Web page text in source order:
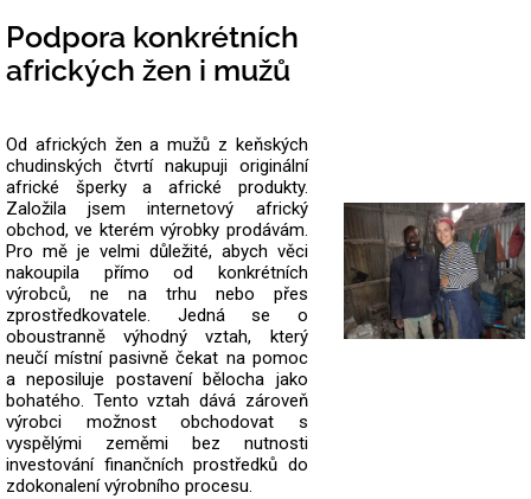
Podpora konkrétních
afrických žen i mužů
Od afrických žen a mužů z keňských
chudinských čtvrtí nakupuji originální
africké šperky a africké produkty.
Založila jsem internetový africký
obchod, ve kterém výrobky prodávám.
Pro mě je velmi důležité, abych věci
nakoupila přímo od konkrétních
výrobců, ne na trhu nebo přes
zprostředkovatele. Jedná se o
oboustranně výhodný vztah, který
neučí místní pasivně čekat na pomoc
a neposiluje postavení bělocha jako
bohatého. Tento vztah dává zároveň
výrobci možnost obchodovat s
vyspělými zeměmi bez nutnosti
investování finančních prostředků do
zdokonalení výrobního procesu.